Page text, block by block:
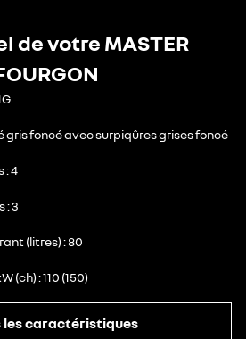
de votre MASTER
gris foncé avec surpiqûres grises foncé
4
3
(litres) 80
(ch) 110 (150)
les caractéristiques